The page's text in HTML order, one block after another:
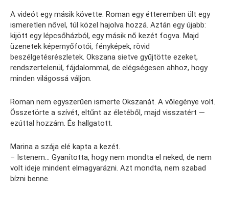
A videót egy másik követte. Roman egy étteremben ült egy
ismeretlen nővel, túl közel hajolva hozzá. Aztán egy újabb:
kijött egy lépcsőházból, egy másik nő kezét fogva. Majd
üzenetek képernyőfotói, fényképek, rövid
beszélgetésrészletek. Okszana sietve gyűjtötte ezeket,
rendszertelenül, fájdalommal, de elégségesen ahhoz, hogy
minden világossá váljon.
Roman nem egyszerűen ismerte Okszanát. A vőlegénye volt.
Összetörte a szívét, eltűnt az életéből, majd visszatért —
ezúttal hozzám. És hallgatott.
Marina a szája elé kapta a kezét.
– Istenem… Gyanította, hogy nem mondta el neked, de nem
volt ideje mindent elmagyarázni. Azt mondta, nem szabad
bízni benne.